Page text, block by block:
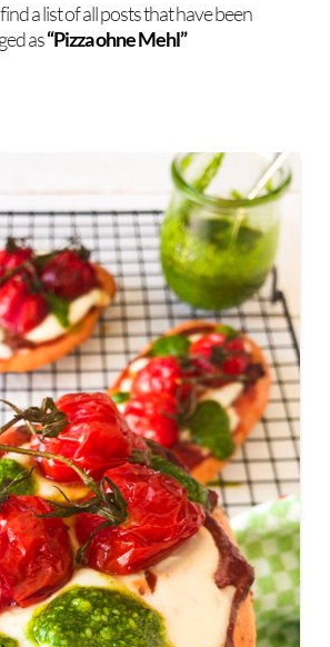
a list of all posts that have been
as“Pizza ohne Mehl”